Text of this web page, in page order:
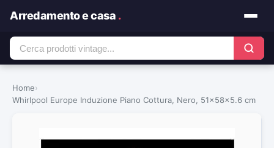
Arredamento e casa .
Home›
Whirlpool Europe Induzione Piano Cottura, Nero, 51x58x5.6 cm